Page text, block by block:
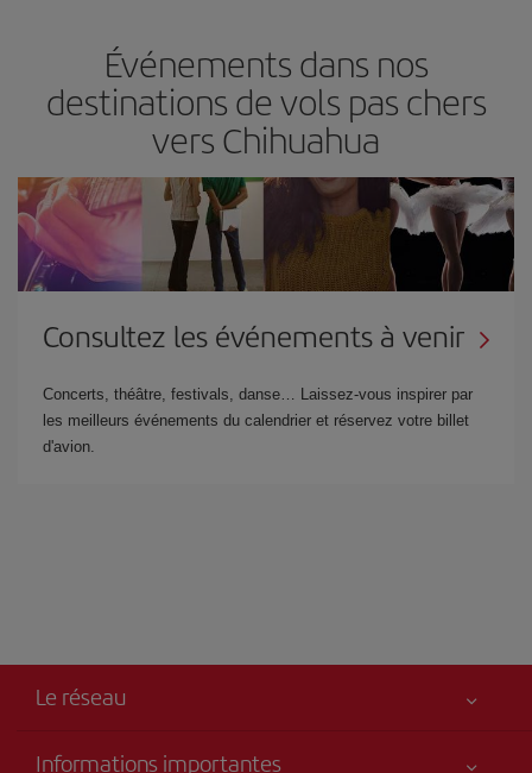
Événements dans nos
destinations de vols pas chers
vers Chihuahua
Consultez les événements à venir
Concerts, théâtre, festivals, danse… Laissez-vous inspirer par
les meilleurs événements du calendrier et réservez votre billet
d'avion.
Le réseau
Informations importantes